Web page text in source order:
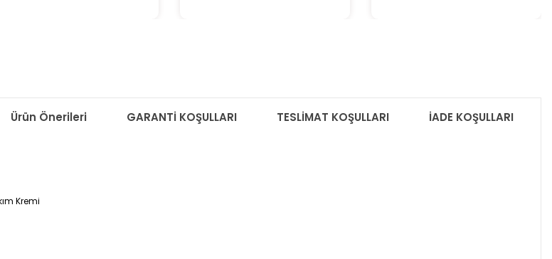
Ürün Önerileri GARANTİ KOŞULLARI TESLİMAT KOŞULLARI İADE KOŞULLARI
Kremi